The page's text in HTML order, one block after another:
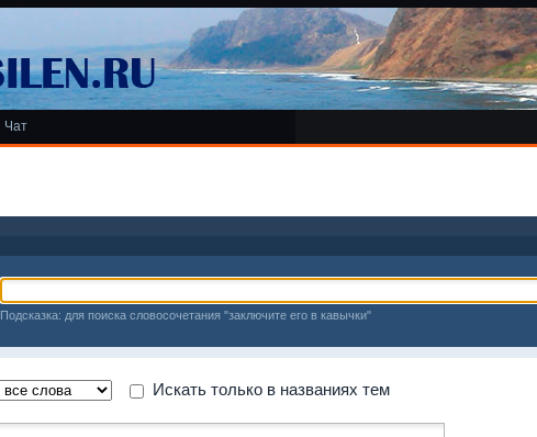
Чат
Подсказка: для поиска словосочетания "заключите его в кавычки"
Искать только в названиях тем